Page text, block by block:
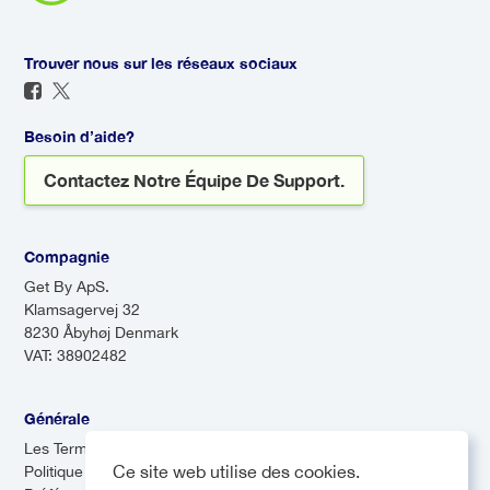
Ce site web utilise des cookies.
différents endroits. Bien que les
prendre plus de temps en raison
des arrêts multiples.
même si votre vol arrive en
jamais à vous inquiéter du
transport à votre arrivée.
Trouver nous sur les réseaux sociaux
Besoin d’aide?
Contactez Notre Équipe De Support.
Compagnie
Get By ApS.
Klamsagervej 32
8230 Åbyhøj Denmark
VAT: 38902482
Générale
Les Termes & Conditions
Politique de confidentialité